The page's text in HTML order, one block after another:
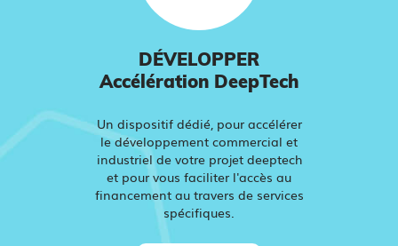
DÉVELOPPER
Accélération DeepTech
Un dispositif dédié, pour accélérer
le développement commercial et
industriel de votre projet deeptech
et pour vous faciliter l'accès au
financement au travers de services
spécifiques.